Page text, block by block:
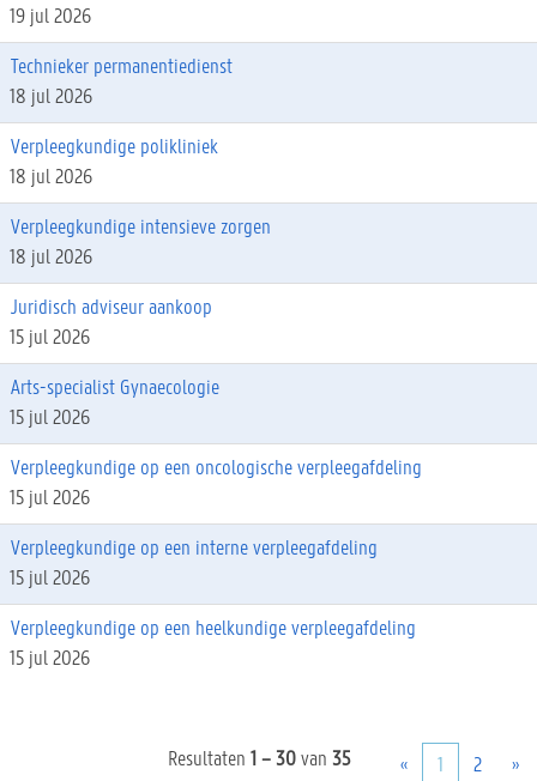
19 jul 2026
Technieker permanentiedienst
18 jul 2026
Verpleegkundige polikliniek
18 jul 2026
Verpleegkundige intensieve zorgen
18 jul 2026
Juridisch adviseur aankoop
15 jul 2026
Arts-specialist Gynaecologie
15 jul 2026
Verpleegkundige op een oncologische verpleegafdeling
15 jul 2026
Verpleegkundige op een interne verpleegafdeling
15 jul 2026
Verpleegkundige op een heelkundige verpleegafdeling
15 jul 2026
Resultaten 1 – 30 van 35 « 1 2 »